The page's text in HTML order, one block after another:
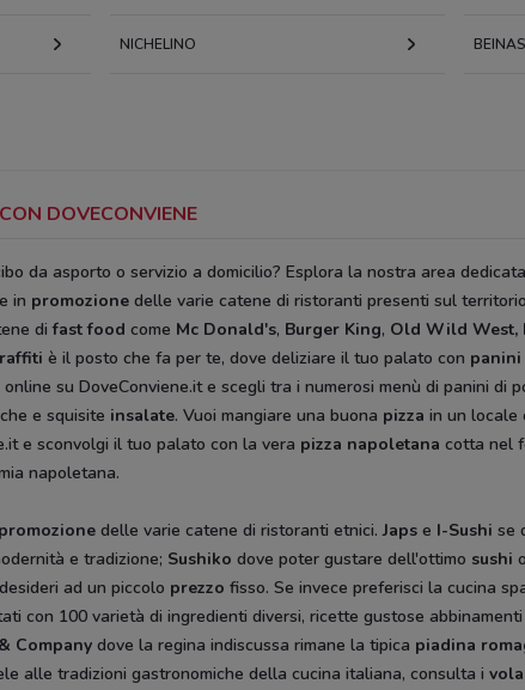
NICHELINO
DOVECONVIENE
da asporto o servizio a domicilio? Esplora la nostra area
e in promozione delle varie catene di ristoranti presenti sul
difast food come Mc Donald's, Burger King, Old Wild West,
è il posto che fa per te, dove deliziare il tuo palato con panini
online su DoveConviene.it e scegli tra i numerosi menù di panini di
e squisite insalate. Vuoi mangiare una buona pizza in un locale
e sconvolgi il tuo palato con la vera pizza napoletana cotta nel
napoletana.
promozione delle varie catene di ristoranti etnici.Japs e I-Sushi se
e tradizione; Sushiko dove poter gustare dell'ottimo sushi o
ad un piccolo prezzo fisso. Se invece preferisci la cucina
con 100 varietà di ingredienti diversi, ricette gustose
Company dove la regina indiscussa rimane la tipica piadina
alle tradizioni gastronomiche della cucina italiana, consulta i